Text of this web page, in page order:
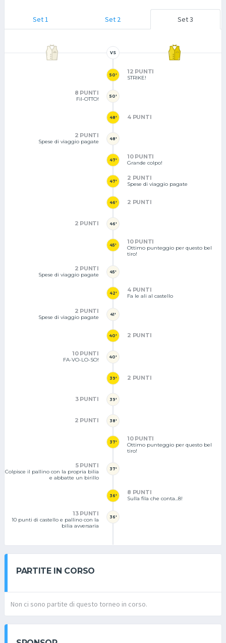
Set 1 Set 2 Set 3
VS
50' 12 PUNTI
STRIKE!
50'
8 PUNTI
Fil-OTTO!
48' 4 PUNTI
48'
2 PUNTI
Spese di viaggio pagate
47' 10 PUNTI
Grande colpo!
47' 2 PUNTI
Spese di viaggio pagate
46' 2 PUNTI
46'
2 PUNTI
45' 10 PUNTI
Ottimo punteggio per questo bel
tiro!
45'
2 PUNTI
Spese di viaggio pagate
42' 4 PUNTI
Fa le ali al castello
41'
2 PUNTI
Spese di viaggio pagate
40' 2 PUNTI
40'
10 PUNTI
FA-VO-LO-SO!
39' 2 PUNTI
39'
3 PUNTI
38'
2 PUNTI
37' 10 PUNTI
Ottimo punteggio per questo bel
tiro!
37'
5 PUNTI
Colpisce il pallino con la propria bilia
e abbatte un birillo
36' 8 PUNTI
Sulla fila che conta...8!
36'
13 PUNTI
10 punti di castello e pallino con la
bilia avversaria
PARTITE IN CORSO
Non ci sono partite di questo torneo in corso.